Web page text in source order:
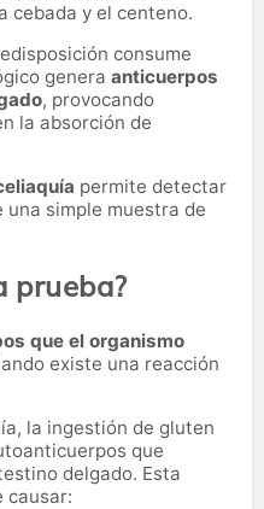
cebada y el centeno.
consume
genera anticuerpos
, provocando
la absorción de
permite detectar
simple muestra de
prueba?
que el organismo
existe una reacción
la ingestión de gluten
que
delgado. Esta
causar: